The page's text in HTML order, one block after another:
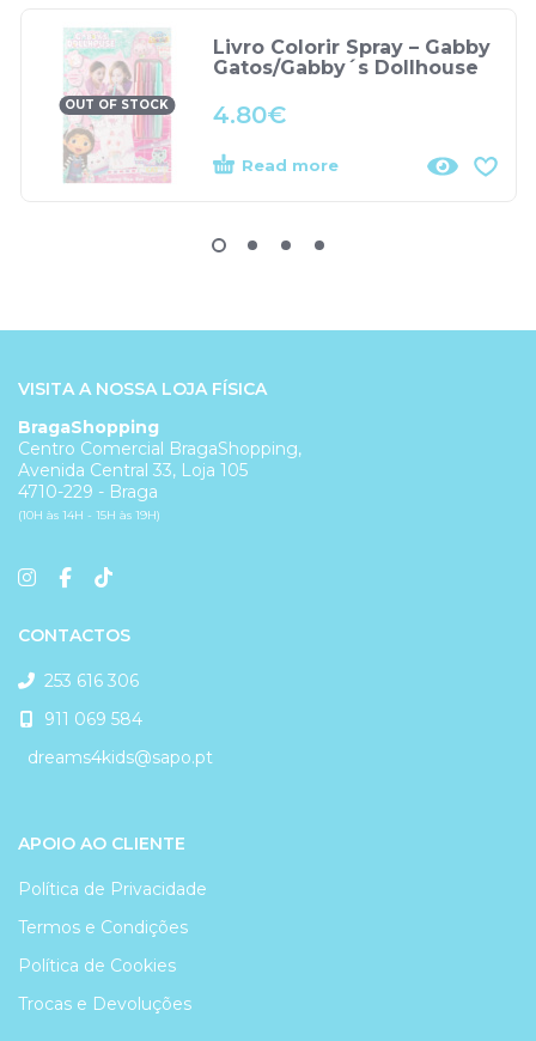
OUT OF STOCK
Livro Colorir Spray – Gabby
Gatos/Gabby´s Dollhouse
4.80€
Read more
VISITA A NOSSA LOJA FÍSICA
BragaShopping
Centro Comercial BragaShopping,
Avenida Central 33, Loja 105
4710-229 - Braga
(10H às 14H - 15H às 19H)
CONTACTOS
253 616 306
911 069 584
dreams4kids@sapo.pt
APOIO AO CLIENTE
Política de Privacidade
Termos e Condições
Política de Cookies
Trocas e Devoluções